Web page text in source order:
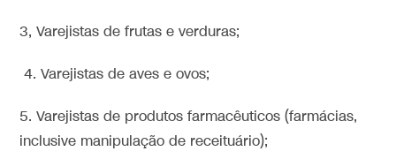
3, Varejistas de frutas e verduras;
4. Varejistas de aves e ovos;
5. Varejistas de produtos farmacêuticos (farmácias,
inclusive manipulação de receituário);